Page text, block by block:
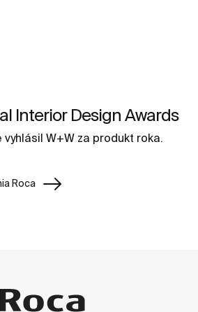
Interior Design Awards
vyhlásil W+W za produkt roka.
Roca